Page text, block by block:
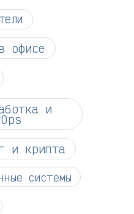
офисе
и
и крипта
системы